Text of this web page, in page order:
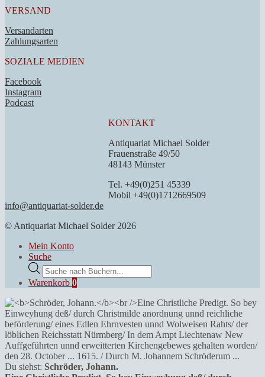
VERSAND
Versandarten
Zahlungsarten
SOZIALE MEDIEN
Facebook
Instagram
Podcast
KONTAKT
Antiquariat Michael Solder
Frauenstraße 49/50
48143 Münster
Tel. +49(0)251 45339
Mobil +49(0)1712669509
info@antiquariat-solder.de
© Antiquariat Michael Solder 2026
Mein Konto
Suche
Products
search
Warenkorb 0
Du siehst: Schröder, Johann.